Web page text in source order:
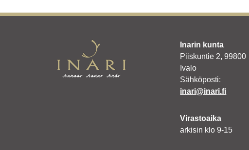
Inarin kunta
Piiskuntie 2, 99800
Ivalo
Sähköposti:
inari@inari.fi
Virastoaika
arkisin klo 9-15